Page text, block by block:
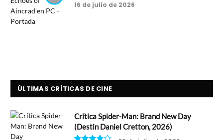
16 de julio de 2026
ÚLTIMAS CRÍTICAS DE CINE
Crítica Spider-Man: Brand New Day
(Destin Daniel Cretton, 2026)